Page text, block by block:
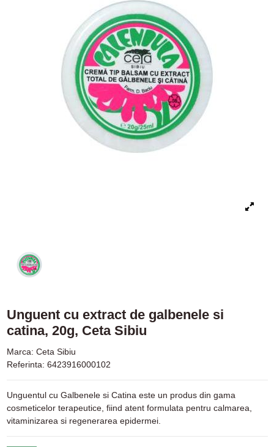
Unguent cu extract de galbenele si
catina, 20g, Ceta Sibiu
Marca: Ceta Sibiu
Referinta: 6423916000102
Unguentul cu Galbenele si Catina este un produs din gama
cosmeticelor terapeutice, fiind atent formulata pentru calmarea,
vitaminizarea si regenerarea epidermei.